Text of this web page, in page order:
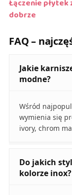
Łączenie płytek
dobrze
FAQ –
Jakie
modne?
Wśród
wymienia się
ivory, chrom
Do jakich
kolorze inox?